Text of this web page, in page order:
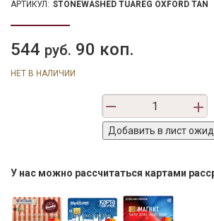
АРТИКУЛ: STONEWASHED TUAREG OXFORD TAN
544 руб. 90 коп.
НЕТ В НАЛИЧИИ
У нас можно рассчитаться картами